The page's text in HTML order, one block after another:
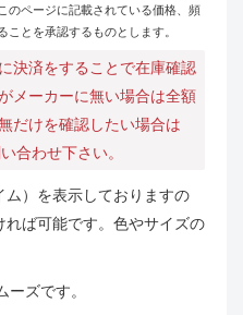
のページに記載されている価格、頻
とを承認するものとします。
決済をすることで在庫確認
メーカーに無い場合は全額
だけを確認したい場合は
合わせ下さい。
ム）を表示しておりますの
ば可能です。色やサイズの
ズです。